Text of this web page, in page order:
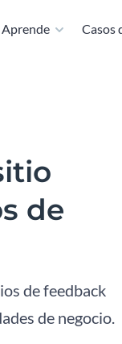
Aprende Casos
de
de feedback
de negocio.